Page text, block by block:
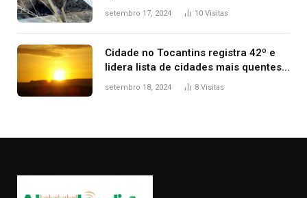
florestais no Tocantins
setembro 17, 2024 10 Visitas
Cidade no Tocantins registra 42º e
lidera lista de cidades mais quentes
do país, diz Inmet
setembro 18, 2024 8 Visitas